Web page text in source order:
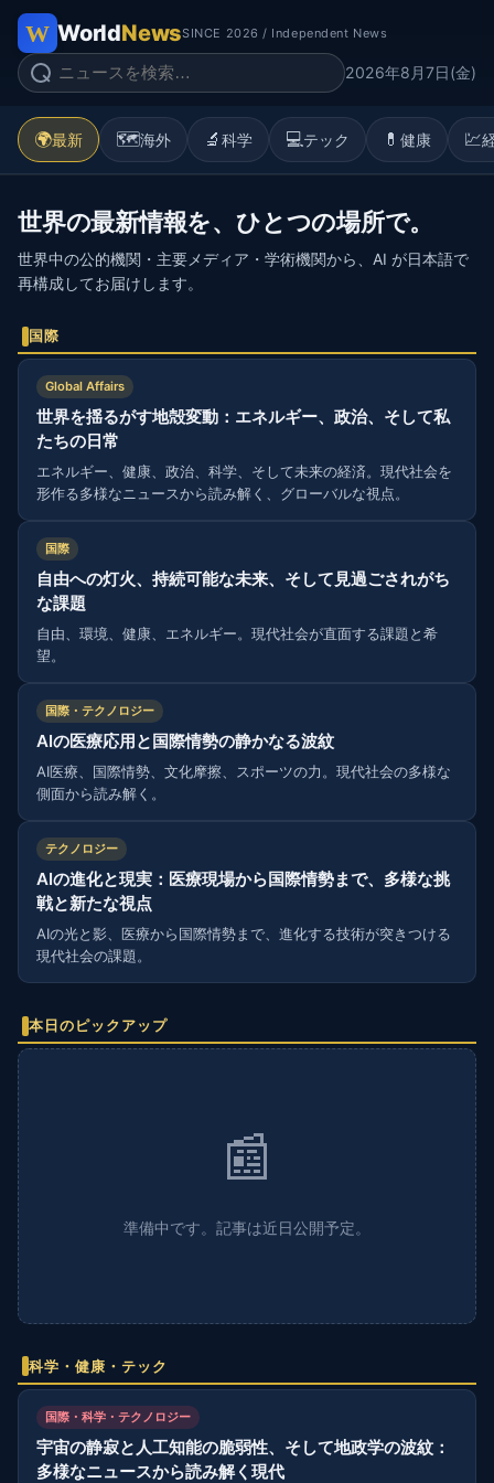
WorldNewsSINCE 2026 / Independent News
2026年8月7日(金)
🌍最新 🗺️海外 🔬 科学 💻テック 💊 健康 💹
世界の最新情報を、ひとつの場所で。
世界中の公的機関・主要メディア・学術機関から、AI が日本語で
再構成してお届けします。
国際
Global Affairs
世界を揺るがす地殻変動：エネルギー、政治、そして私
たちの日常
エネルギー、健康、政治、科学、そして未来の経済。現代社会を
形作る多様なニュースから読み解く、グローバルな視点。
国際
自由への灯火、持続可能な未来、そして見過ごされがち
な課題
自由、環境、健康、エネルギー。現代社会が直面する課題と希
望。
国際・テクノロジー
AIの医療応用と国際情勢の静かなる波紋
AI医療、国際情勢、文化摩擦、スポーツの力。現代社会の多様な
側面から読み解く。
テクノロジー
AIの進化と現実：医療現場から国際情勢まで、多様な挑
戦と新たな視点
AIの光と影、医療から国際情勢まで、進化する技術が突きつける
現代社会の課題。
本日のピックアップ
📰
準備中です。記事は近日公開予定。
科学・健康・テック
国際・科学・テクノロジー
宇宙の静寂と人工知能の脆弱性、そして地政学の波紋：
多様なニュースから読み解く現代